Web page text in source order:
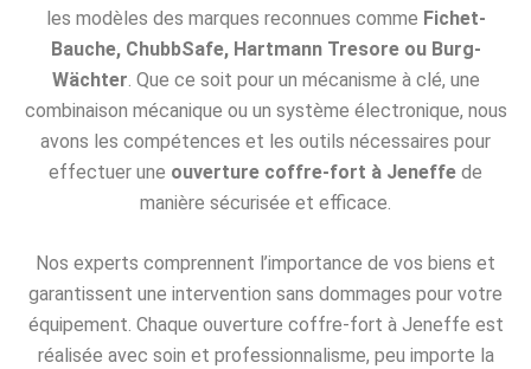
les modèles des marques reconnues comme Fichet-
Bauche, ChubbSafe, Hartmann Tresore ou Burg-
Wächter . Que ce soit pour un mécanisme à clé, une
combinaison mécanique ou un système électronique, nous
avons les compétences et les outils nécessaires pour
effectuer une ouverture coffre-fort à Jeneffe de
manière sécurisée et efficace.
Nos experts comprennent l’importance de vos biens et
garantissent une intervention sans dommages pour votre
équipement. Chaque ouverture coffre-fort à Jeneffe est
réalisée avec soin et professionnalisme, peu importe la